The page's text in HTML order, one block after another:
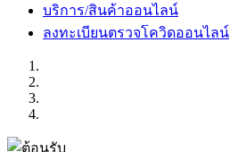
บริการ/สินค้าออนไลน์
ลงทะเบียนตรวจโควิดออนไลน์